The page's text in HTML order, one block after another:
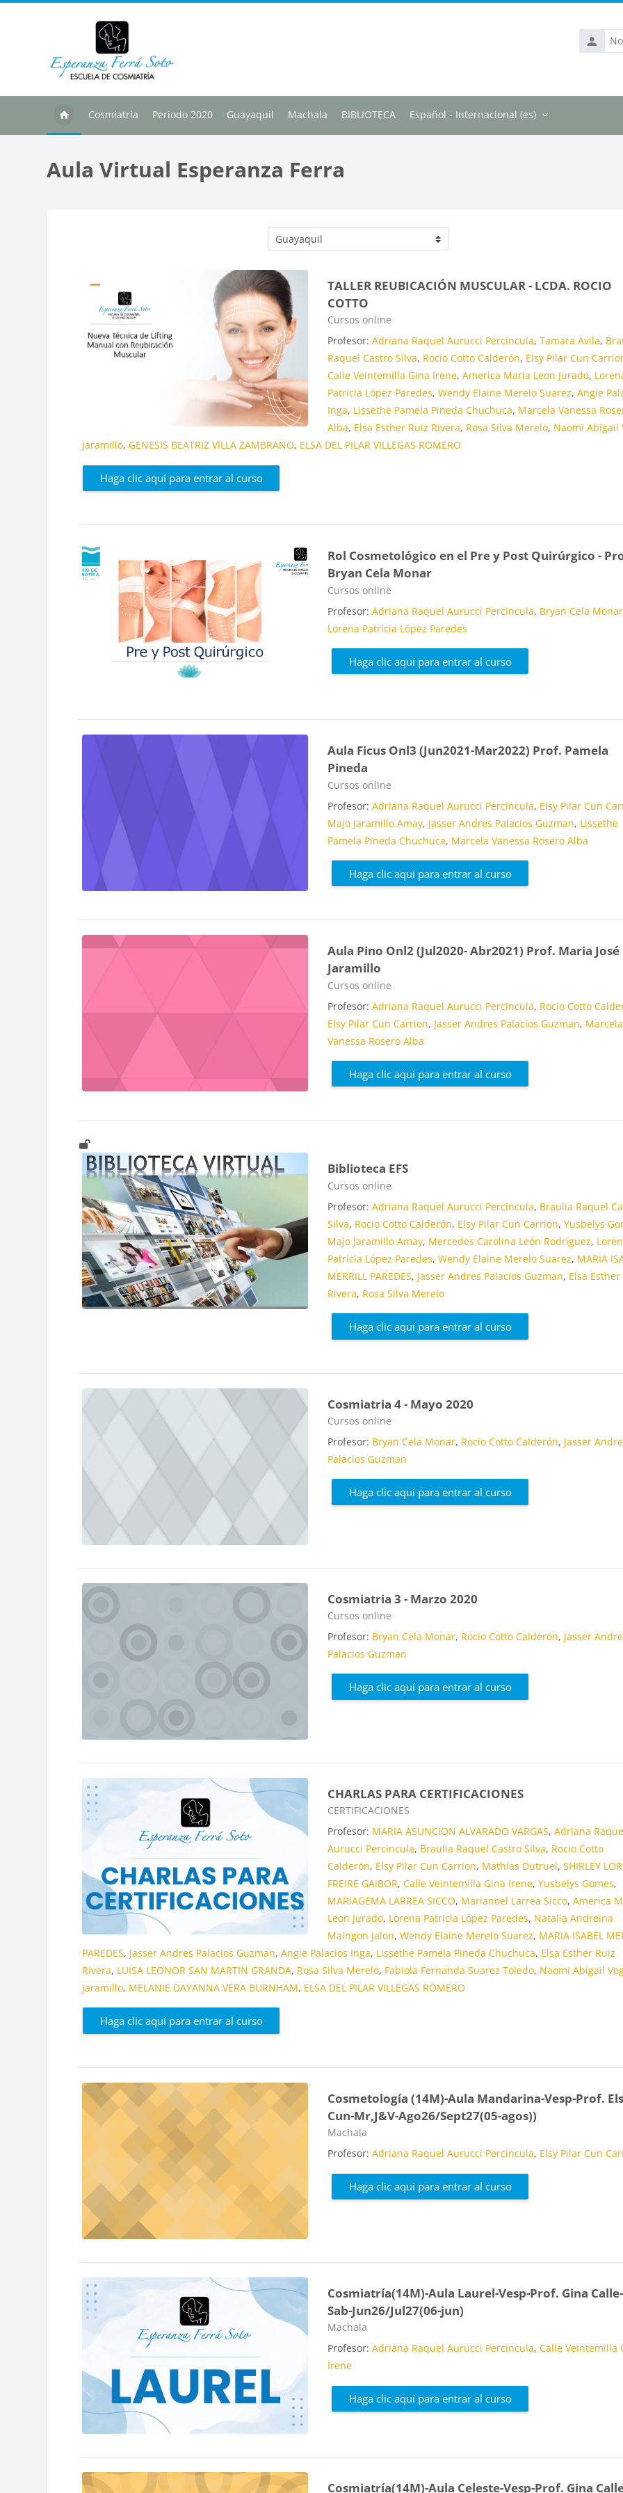
Nombre
de
Cosmiatría Periodo 2020 Guayaquil Machala BIBLIOTECA Español - Internacional ‎(es)‎
Aula Virtual Esperanza Ferra
Categorías
TALLER REUBICACIÓN MUSCULAR - LCDA. ROCIO
COTTO
Categoría de cursos
Cursos online
Profesor:Adriana Raquel Aurucci Percincula,Tamara Avila,
Raquel Castro Silva, Rocio Cotto Calderón, Elsy Pilar Cun
Calle Veintemilla Gina Irene,America Maria Leon Jurado,
Patricia López Paredes,Wendy Elaine Merelo Suarez,Angie
Inga, Lissethe Pamela Pineda Chuchuca, Marcela Vanessa
Alba, Elsa Esther Ruiz Rivera, Rosa Silva Merelo, Naomi Abigail
Jaramillo,GENESIS BEATRIZ VILLA ZAMBRANO, ELSA DEL PILAR VILLEGAS ROMERO
Haga clic aquí para entrar al curso
Rol Cosmetológico en el Pre y Post Quirúrgico -
Bryan Cela Monar
Categoría de cursos
Cursos online
Profesor:Adriana Raquel Aurucci Percincula, Bryan Cela Monar
Lorena Patricia López Paredes
Haga clic aquí para entrar al curso
Aula Ficus Onl3 (Jun2021-Mar2022) Prof. Pamela
Pineda
Categoría de cursos
Cursos online
Profesor:Adriana Raquel Aurucci Percincula, Elsy Pilar Cun
Majo Jaramillo Amay, Jasser Andres Palacios Guzman, Lissethe
Pamela Pineda Chuchuca, Marcela Vanessa Rosero Alba
Haga clic aquí para entrar al curso
Aula Pino Onl2 (Jul2020- Abr2021) Prof. Maria José
Jaramillo
Categoría de cursos
Cursos online
Profesor:Adriana Raquel Aurucci Percincula, Rocio Cotto
Elsy Pilar Cun Carrion, Jasser Andres Palacios Guzman, Marcela
Vanessa Rosero Alba
Haga clic aquí para entrar al curso
Biblioteca EFS
Categoría de cursos
Cursos online
Profesor:Adriana Raquel Aurucci Percincula, Braulia Raquel
Silva, Rocio Cotto Calderón, Elsy Pilar Cun Carrion,Yusbelys
Majo Jaramillo Amay, Mercedes Carolina León Rodriguez,
Patricia López Paredes,Wendy Elaine Merelo Suarez, MARIA
MERRILL PAREDES, Jasser Andres Palacios Guzman, Elsa Esther
Rivera, Rosa Silva Merelo
Haga clic aquí para entrar al curso
Cosmiatria 4 - Mayo 2020
Categoría de cursos
Cursos online
Profesor: Bryan Cela Monar, Rocio Cotto Calderón, Jasser
Palacios Guzman
Haga clic aquí para entrar al curso
Cosmiatria 3 - Marzo 2020
Categoría de cursos
Cursos online
Profesor: Bryan Cela Monar, Rocio Cotto Calderón, Jasser
Palacios Guzman
Haga clic aquí para entrar al curso
CHARLAS PARA CERTIFICACIONES
Categoría de cursos
CERTIFICACIONES
Profesor: MARIA ASUNCION ALVARADO VARGAS,Adriana
Aurucci Percincula, Braulia Raquel Castro Silva, Rocio Cotto
Calderón, Elsy Pilar Cun Carrion, Mathías Dutruel,SHIRLEY
FREIRE GAIBOR,Calle Veintemilla Gina Irene,Yusbelys Gomes,
MARIAGEMA LARREA SICCO, Marianoel Larrea Sicco,America
Leon Jurado, Lorena Patricia López Paredes, Natalia Andreina
Maingon Jalon,Wendy Elaine Merelo Suarez, MARIA ISABEL
PAREDES, Jasser Andres Palacios Guzman,Angie Palacios Inga, Lissethe Pamela Pineda Chuchuca, Elsa Esther Ruiz
Rivera, LUISA LEONOR SAN MARTIN GRANDA, Rosa Silva Merelo, Fabiola Fernanda Suarez Toledo, Naomi Abigail
Jaramillo, MELANIE DAYANNA VERA BURNHAM, ELSA DEL PILAR VILLEGAS ROMERO
Haga clic aquí para entrar al curso
Cosmetología (14M)-Aula Mandarina-Vesp-Prof.
Cun-Mr,J&V-Ago26/Sept27(05-agos))
Categoría de cursos
Machala
Profesor:Adriana Raquel Aurucci Percincula, Elsy Pilar Cun
Haga clic aquí para entrar al curso
Cosmiatría(14M)-Aula Laurel-Vesp-Prof. Gina Calle-
Sab-Jun26/Jul27(06-jun)
Categoría de cursos
Machala
Profesor:Adriana Raquel Aurucci Percincula,Calle Veintemilla
Irene
Haga clic aquí para entrar al curso
Cosmiatría(14M)-Aula Celeste-Vesp-Prof. Gina